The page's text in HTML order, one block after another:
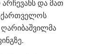
და მათ